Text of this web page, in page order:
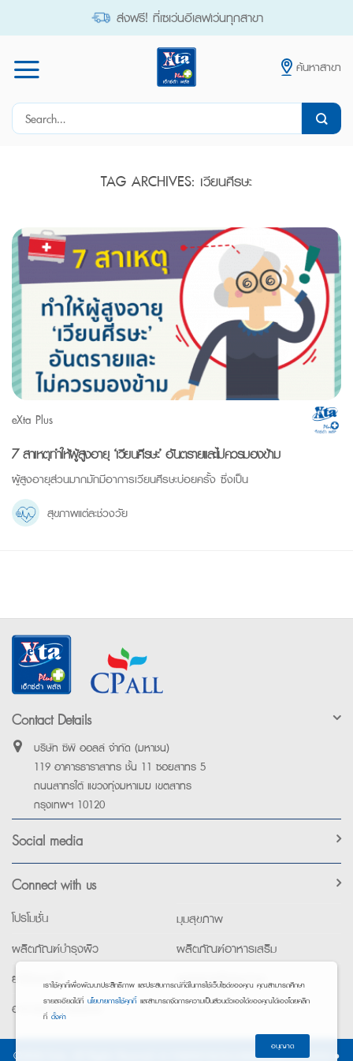
ส่งฟรี! ที่เซเว่นอีเลฟเว่นทุกสาขา
ค้นหาสาขา
Search
TAG ARCHIVES: เวียนศีรษะ
eXta Plus
7 สาเหตุทำให้ผู้สูงอายุ ‘เวียนศีรษะ’ อันตรายและไม่ควรมองข้าม
ผู้สูงอายุส่วนมากมักมีอาการเวียนศีรษะบ่อยครั้ง ซึ่งเป็น
สุขภาพแต่ละช่วงวัย
Contact Details
บริษัท ซีพี ออลล์ จำกัด (มหาชน)
119 อาคารธาราสาทร ชั้น 11 ซอยสาทร 5
ถนนสาทรใต้ แขวงทุ่งมหาเมฆ เขตสาทร
กรุงเทพฯ 10120
Social media
Connect with us
โปรโมชั่น
มุมสุขภาพ
ผลิตภัณฑ์บำรุงผิว
ผลิตภัณฑ์อาหารเสริม
ยาใช้เฉพาะที่
อุปกรณ์เพื่อสุขภาพ
อาหารทางการแพทย์
©2026 Exta. All Rights Reserved. • การแจ้งการประมวลผลข้อมูลส่วนบุคคล •
เราใช้คุกกี้เพื่อพัฒนาประสิทธิภาพ และประสบการณ์ที่ดีในการใช้เว็บไซต์ของคุณ คุณสามารถศึกษา
รายละเอียดได้ที่ นโยบายการใช้คุกกี้ และสามารถจัดการความเป็นส่วนตัวเองได้ของคุณได้เองโดยคลิก
ที่ ตั้งค่า
อนุญาต